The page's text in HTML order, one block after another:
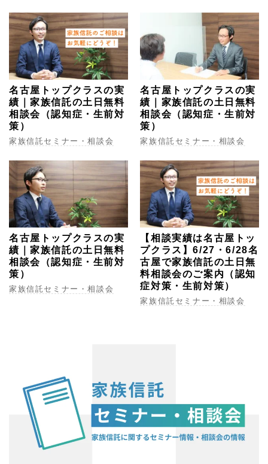
名古屋トップクラスの実
績｜家族信託の土日無料
相談会（認知症・生前対
策）
家族信託セミナー・相談会
名古屋トップクラスの実
績｜家族信託の土日無料
相談会（認知症・生前対
策）
家族信託セミナー・相談会
名古屋トップクラスの実
績｜家族信託の土日無料
相談会（認知症・生前対
策）
家族信託セミナー・相談会
【相談実績は名古屋トッ
プクラス】6/27・6/28名
古屋で家族信託の土日無
料相談会のご案内（認知
症対策・生前対策）
家族信託セミナー・相談会